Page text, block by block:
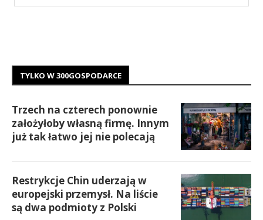
TYLKO W 300GOSPODARCE
Trzech na czterech ponownie
założyłoby własną firmę. Innym
już tak łatwo jej nie polecają
Restrykcje Chin uderzają w
europejski przemysł. Na liście
są dwa podmioty z Polski